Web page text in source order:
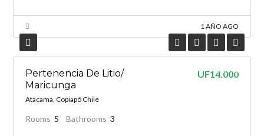
1 AÑO AGO
VENTA
Pertenencia De Litio/
Maricunga
Atacama, Copiapó Chile
UF14.000
Rooms 5 Bathrooms 3